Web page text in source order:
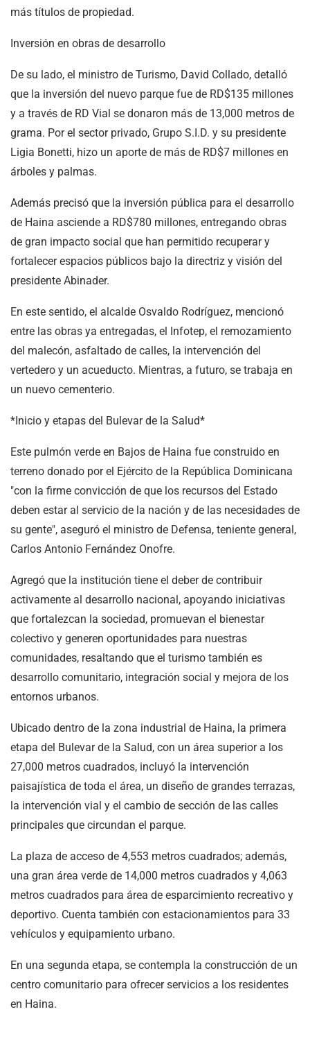
más títulos de propiedad.
Inversión en obras de desarrollo
De su lado, el ministro de Turismo, David Collado, detalló
que la inversión del nuevo parque fue de RD$135 millones
y a través de RD Vial se donaron más de 13,000 metros de
grama. Por el sector privado, Grupo S.I.D. y su presidente
Ligia Bonetti, hizo un aporte de más de RD$7 millones en
árboles y palmas.
Además precisó que la inversión pública para el desarrollo
de Haina asciende a RD$780 millones, entregando obras
de gran impacto social que han permitido recuperar y
fortalecer espacios públicos bajo la directriz y visión del
presidente Abinader.
En este sentido, el alcalde Osvaldo Rodríguez, mencionó
entre las obras ya entregadas, el Infotep, el remozamiento
del malecón, asfaltado de calles, la intervención del
vertedero y un acueducto. Mientras, a futuro, se trabaja en
un nuevo cementerio.
*Inicio y etapas del Bulevar de la Salud*
Este pulmón verde en Bajos de Haina fue construido en
terreno donado por el Ejército de la República Dominicana
"con la firme convicción de que los recursos del Estado
deben estar al servicio de la nación y de las necesidades de
su gente", aseguró el ministro de Defensa, teniente general,
Carlos Antonio Fernández Onofre.
Agregó que la institución tiene el deber de contribuir
activamente al desarrollo nacional, apoyando iniciativas
que fortalezcan la sociedad, promuevan el bienestar
colectivo y generen oportunidades para nuestras
comunidades, resaltando que el turismo también es
desarrollo comunitario, integración social y mejora de los
entornos urbanos.
Ubicado dentro de la zona industrial de Haina, la primera
etapa del Bulevar de la Salud, con un área superior a los
27,000 metros cuadrados, incluyó la intervención
paisajística de toda el área, un diseño de grandes terrazas,
la intervención vial y el cambio de sección de las calles
principales que circundan el parque.
La plaza de acceso de 4,553 metros cuadrados; además,
una gran área verde de 14,000 metros cuadrados y 4,063
metros cuadrados para área de esparcimiento recreativo y
deportivo. Cuenta también con estacionamientos para 33
vehículos y equipamiento urbano.
En una segunda etapa, se contempla la construcción de un
centro comunitario para ofrecer servicios a los residentes
en Haina.